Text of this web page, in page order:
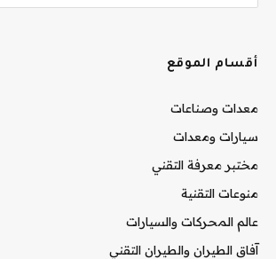
أقسام الموقع
معدات وصناعات
سيارات ومعدات
مختبر معرفة التقني
منوعات التقنية
عالم المحركات والسيارات
آفاق الطيران والطيران التقني